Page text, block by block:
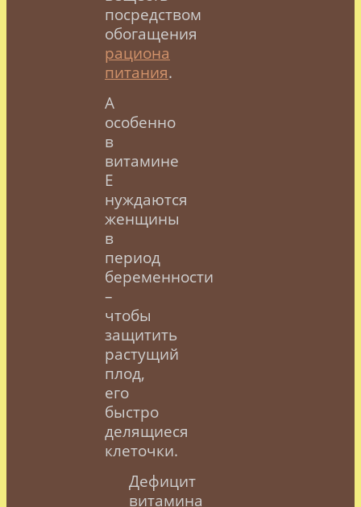
посредством
обогащения
рациона
питания.
А
особенно
в
витамине
Е
нуждаются
женщины
в
период
беременности
–
чтобы
защитить
растущий
плод,
его
быстро
делящиеся
клеточки.
Дефицит
витамина